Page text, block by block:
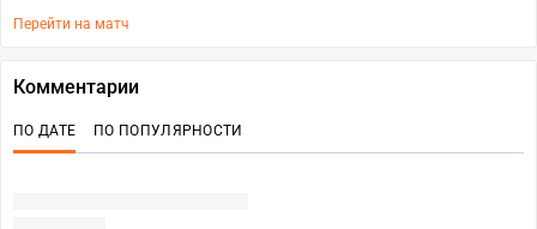
Перейти на матч
Комментарии
ПО ДАТЕ ПО ПОПУЛЯРНОСТИ